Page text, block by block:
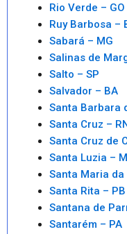
Rio Verde – GO
Ruy Barbosa –
Sabará – MG
Salinas de
Salto – SP
Salvador – BA
Santa Barbara
Santa Cruz –
Santa Cruz de
Santa Luzia –
Santa Maria da
Santa Rita – PB
Santana de
Santarém – PA